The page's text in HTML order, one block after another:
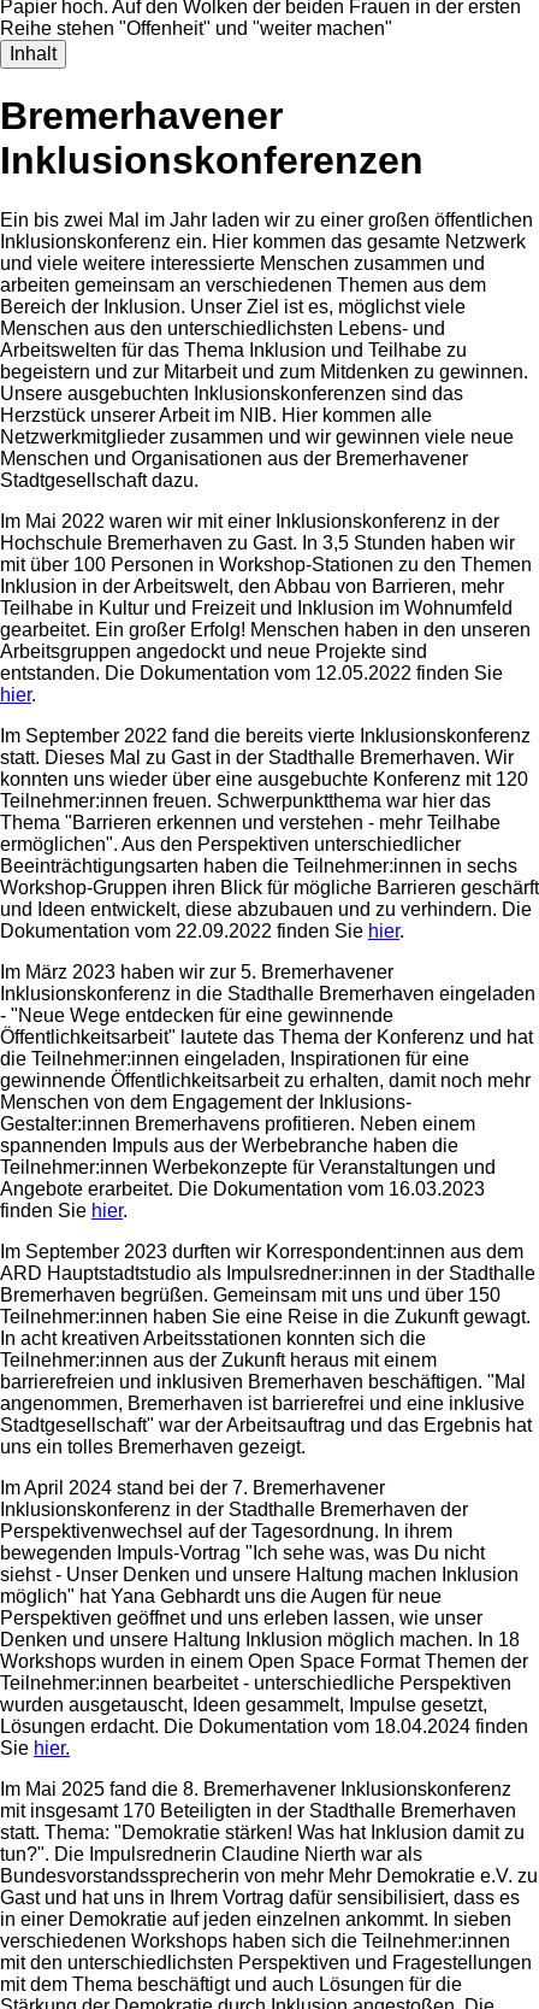
Inhalt
Bremerhavener
Inklusionskonferenzen
Ein bis zwei Mal im Jahr laden wir zu einer großen öffentlichen
Inklusionskonferenz ein. Hier kommen das gesamte Netzwerk
und viele weitere interessierte Menschen zusammen und
arbeiten gemeinsam an verschiedenen Themen aus dem
Bereich der Inklusion. Unser Ziel ist es, möglichst viele
Menschen aus den unterschiedlichsten Lebens- und
Arbeitswelten für das Thema Inklusion und Teilhabe zu
begeistern und zur Mitarbeit und zum Mitdenken zu gewinnen.
Unsere ausgebuchten Inklusionskonferenzen sind das
Herzstück unserer Arbeit im NIB. Hier kommen alle
Netzwerkmitglieder zusammen und wir gewinnen viele neue
Menschen und Organisationen aus der Bremerhavener
Stadtgesellschaft dazu.
Im Mai 2022 waren wir mit einer Inklusionskonferenz in der
Hochschule Bremerhaven zu Gast. In 3,5 Stunden haben wir
mit über 100 Personen in Workshop-Stationen zu den Themen
Inklusion in der Arbeitswelt, den Abbau von Barrieren, mehr
Teilhabe in Kultur und Freizeit und Inklusion im Wohnumfeld
gearbeitet. Ein großer Erfolg! Menschen haben in den unseren
Arbeitsgruppen angedockt und neue Projekte sind
entstanden. Die Dokumentation vom 12.05.2022 finden Sie
hier.
Im September 2022 fand die bereits vierte Inklusionskonferenz
statt. Dieses Mal zu Gast in der Stadthalle Bremerhaven. Wir
konnten uns wieder über eine ausgebuchte Konferenz mit 120
Teilnehmer:innen freuen. Schwerpunktthema war hier das
Thema "Barrieren erkennen und verstehen - mehr Teilhabe
ermöglichen". Aus den Perspektiven unterschiedlicher
Beeinträchtigungsarten haben die Teilnehmer:innen in sechs
Workshop-Gruppen ihren Blick für mögliche Barrieren geschärft
und Ideen entwickelt, diese abzubauen und zu verhindern. Die
Dokumentation vom 22.09.2022 finden Sie hier.
Im März 2023 haben wir zur 5. Bremerhavener
Inklusionskonferenz in die Stadthalle Bremerhaven eingeladen
- "Neue Wege entdecken für eine gewinnende
Öffentlichkeitsarbeit" lautete das Thema der Konferenz und hat
die Teilnehmer:innen eingeladen, Inspirationen für eine
gewinnende Öffentlichkeitsarbeit zu erhalten, damit noch mehr
Menschen von dem Engagement der Inklusions-
Gestalter:innen Bremerhavens profitieren. Neben einem
spannenden Impuls aus der Werbebranche haben die
Teilnehmer:innen Werbekonzepte für Veranstaltungen und
Angebote erarbeitet. Die Dokumentation vom 16.03.2023
finden Sie hier.
Im September 2023 durften wir Korrespondent:innen aus dem
ARD Hauptstadtstudio als Impulsredner:innen in der Stadthalle
Bremerhaven begrüßen. Gemeinsam mit uns und über 150
Teilnehmer:innen haben Sie eine Reise in die Zukunft gewagt.
In acht kreativen Arbeitsstationen konnten sich die
Teilnehmer:innen aus der Zukunft heraus mit einem
barrierefreien und inklusiven Bremerhaven beschäftigen. "Mal
angenommen, Bremerhaven ist barrierefrei und eine inklusive
Stadtgesellschaft" war der Arbeitsauftrag und das Ergebnis hat
uns ein tolles Bremerhaven gezeigt.
Im April 2024 stand bei der 7. Bremerhavener
Inklusionskonferenz in der Stadthalle Bremerhaven der
Perspektivenwechsel auf der Tagesordnung. In ihrem
bewegenden Impuls-Vortrag "Ich sehe was, was Du nicht
siehst - Unser Denken und unsere Haltung machen Inklusion
möglich" hat Yana Gebhardt uns die Augen für neue
Perspektiven geöffnet und uns erleben lassen, wie unser
Denken und unsere Haltung Inklusion möglich machen. In 18
Workshops wurden in einem Open Space Format Themen der
Teilnehmer:innen bearbeitet - unterschiedliche Perspektiven
wurden ausgetauscht, Ideen gesammelt, Impulse gesetzt,
Lösungen erdacht. Die Dokumentation vom 18.04.2024 finden
Sie hier.
Im Mai 2025 fand die 8. Bremerhavener Inklusionskonferenz
mit insgesamt 170 Beteiligten in der Stadthalle Bremerhaven
statt. Thema: "Demokratie stärken! Was hat Inklusion damit zu
tun?". Die Impulsrednerin Claudine Nierth war als
Bundesvorstandssprecherin von mehr Mehr Demokratie e.V. zu
Gast und hat uns in Ihrem Vortrag dafür sensibilisiert, dass es
in einer Demokratie auf jeden einzelnen ankommt. In sieben
verschiedenen Workshops haben sich die Teilnehmer:innen
mit den unterschiedlichsten Perspektiven und Fragestellungen
mit dem Thema beschäftigt und auch Lösungen für die